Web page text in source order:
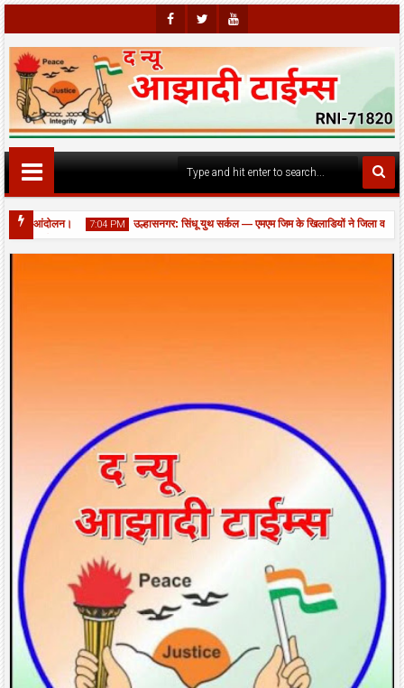
Faceb
Ook
Twitte
R
Youtu
Be
आंदोलन। 7:04 PM
उल्हासनगर: सिंधू युथ सर्कल — एमएम जिम के खिलाडियों ने जिला व राज्य
गड्ढों की आपात मरम्मत, यातायात बहाल।